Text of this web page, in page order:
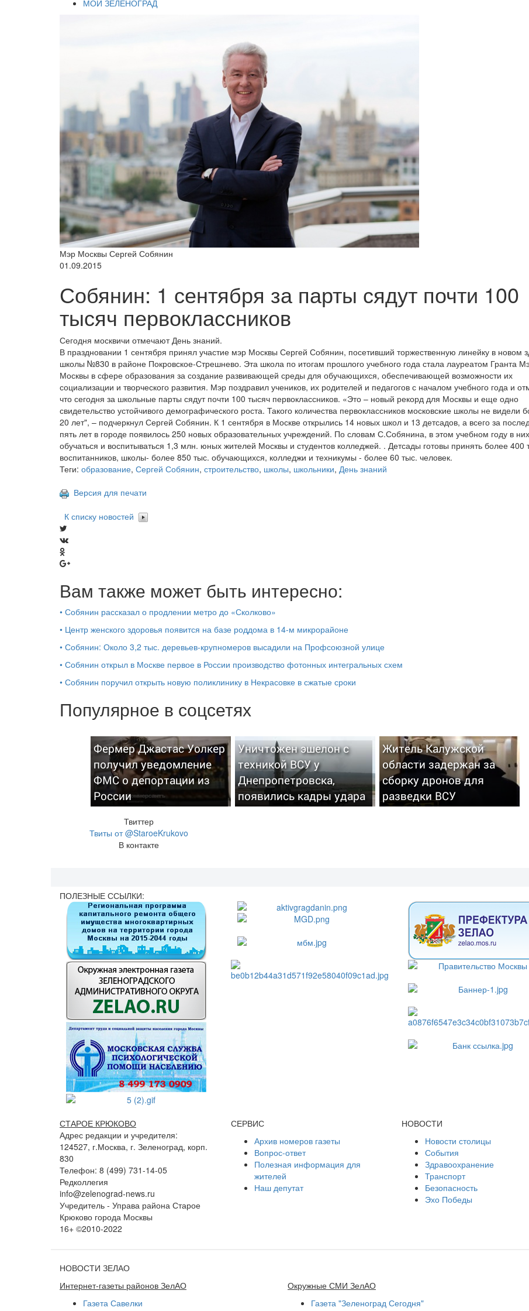
МОЙ ЗЕЛЕНОГРАД
Мэр Москвы Сергей Собянин
01.09.2015
Собянин: 1 сентября за парты сядут почти 100
тысяч первоклассников
Сегодня москвичи отмечают День знаний.
В праздновании 1 сентября принял участие мэр Москвы Сергей Собянин, посетивший торжественную линейку в новом
школы №830 в районе Покровское-Стрешнево. Эта школа по итогам прошлого учебного года стала лауреатом Гранта
Москвы в сфере образования за создание развивающей среды для обучающихся, обеспечивающей возможности их
социализации и творческого развития. Мэр поздравил учеников, их родителей и педагогов с началом учебного года и
что сегодня за школьные парты сядут почти 100 тысяч первоклассников. «Это – новый рекорд для Москвы и еще одно
свидетельство устойчивого демографического роста. Такого количества первоклассников московские школы не видели
20 лет", – подчеркнул Сергей Собянин. К 1 сентября в Москве открылись 14 новых школ и 13 детсадов, а всего за
пять лет в городе появилось 250 новых образовательных учреждений. По словам С.Собянина, в этом учебном году в
обучаться и воспитываться 1,3 млн. юных жителей Москвы и студентов колледжей. . Детсады готовы принять более 400
воспитанников, школы- более 850 тыс. обучающихся, колледжи и техникумы - более 60 тыс. человек.
Теги: образование, Сергей Собянин, строительство, школы, школьники, День знаний
Версия для печати
К списку новостей
Вам также может быть интересно:
• Собянин рассказал о продлении метро до «Сколково»
• Центр женского здоровья появится на базе роддома в 14-м микрорайоне
• Собянин: Около 3,2 тыс. деревьев-крупномеров высадили на Профсоюзной улице
• Собянин открыл в Москве первое в России производство фотонных интегральных схем
• Собянин поручил открыть новую поликлинику в Некрасовке в сжатые сроки
Популярное в соцсетях
Фермер Джастас Уолкер
получил уведомление
ФМС о депортации из
России
Уничтожен эшелон с
техникой ВСУ у
Днепропетровска,
появились кадры удара
Житель Калужской
области задержан за
сборку дронов для
разведки ВСУ
Твиттер
Твиты от @StaroeKrukovo
В контакте
ПОЛЕЗНЫЕ ССЫЛКИ:
СТАРОЕ КРЮКОВО
Адрес редакции и учредителя:
124527, г.Москва, г. Зеленоград, корп.
830
Телефон: 8 (499) 731-14-05
Редколлегия
info@zelenograd-news.ru
Учредитель - Управа района Старое
Крюково города Москвы
16+ ©2010-2022
СЕРВИС
Архив номеров газеты
Вопрос-ответ
Полезная информация для
жителей
Наш депутат
НОВОСТИ
Новости столицы
События
Здравоохранение
Транспорт
Безопасность
Эхо Победы
НОВОСТИ ЗЕЛАО
Интернет-газеты районов ЗелАО
Газета Савелки
Окружные СМИ ЗелАО
Газета "Зеленоград Сегодня"